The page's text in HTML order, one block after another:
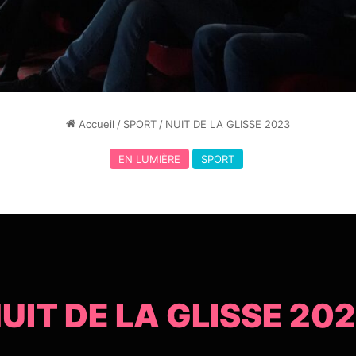
Accueil / SPORT / NUIT DE LA GLISSE 2023
EN LUMIÈRE SPORT
DE LA GLISSE